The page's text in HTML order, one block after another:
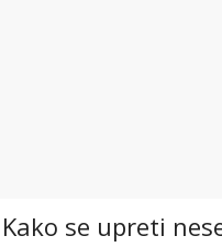
Kako se upreti